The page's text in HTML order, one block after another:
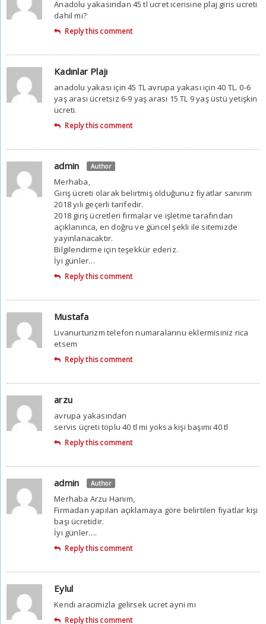
Anadolu yakasindan 45 tl ucret icerisine plaj giris ucreti
dahil mi?
Reply this comment
Kadınlar Plajı
anadolu yakası için 45 TL avrupa yakası için 40 TL. 0-6
yaş arası ücretsiz 6-9 yaş arası 15 TL 9 yaş üstü yetişkin
ücreti.
Reply this comment
admin Author
Merhaba,
Giriş ücreti olarak belirtmiş olduğunuz fiyatlar sanırım
2018 yılı geçerli tarifedir.
2018 giriş ücretleri firmalar ve işletme tarafından
açıklanınca, en doğru ve güncel şekli ile sitemizde
yayınlanacaktır.
Bilgilendirme için teşekkür ederiz.
İyi günler…
Reply this comment
Mustafa
Livanurturizm telefon numaralarınu eklermisiniz rica
etsem
Reply this comment
arzu
avrupa yakasından
servis üçreti toplu 40 tl mi yoksa kişi başımı 40 tl
Reply this comment
admin Author
Merhaba Arzu Hanım,
Firmadan yapılan açıklamaya göre belirtilen fiyatlar kişi
başı ücretidir.
İyi günler….
Reply this comment
Eylul
Kendi aracimizla gelirsek ucret ayni mi
Reply this comment